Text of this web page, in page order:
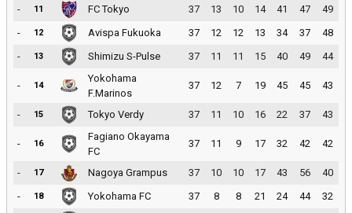
-
11 FC Tokyo 37 13 10 14 41 47
49
-
12 Avispa Fukuoka 37 12 12 13 34 37
48
-
13 Shimizu S-Pulse 37 11 11 15 40 49 44
- 14
Yokohama
F.Marinos
37 12 7 19 45 45 43
- 15 Tokyo Verdy 37 11 10 16 22 37 43
- 16
Fagiano Okayama
FC
37 11 9 17 32 42 42
- 17 Nagoya Grampus 37 10 10 17 43 56
40
-
18 Yokohama FC 37 8 8 21 24 44
32